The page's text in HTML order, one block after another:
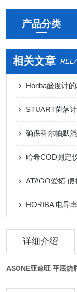
产品分类
相关文章
Horiba酸度计
STUART菌落
确保科尔帕默
哈希COD测定
ATAGO爱拓
HORIBA 电导
详细介绍
ASONE亚速旺 平底烧